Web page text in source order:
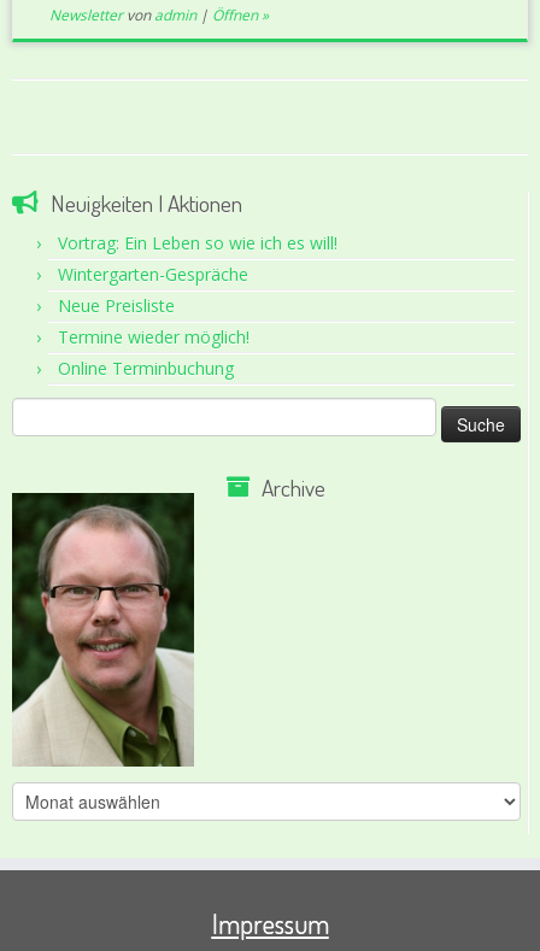
Newslettervonadmin| Öffnen »
Neuigkeiten | Aktionen
Vortrag: Ein Leben so wie ich es will!
Wintergarten-Gespräche
Neue Preisliste
Termine wieder möglich!
Online Terminbuchung
Suche
nach:
Archive
Archive
Impressum